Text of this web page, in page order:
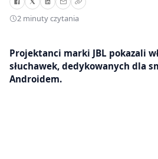
2 minuty czytania
Projektanci marki JBL pokazali
słuchawek, dedykowanych dla
Androidem.